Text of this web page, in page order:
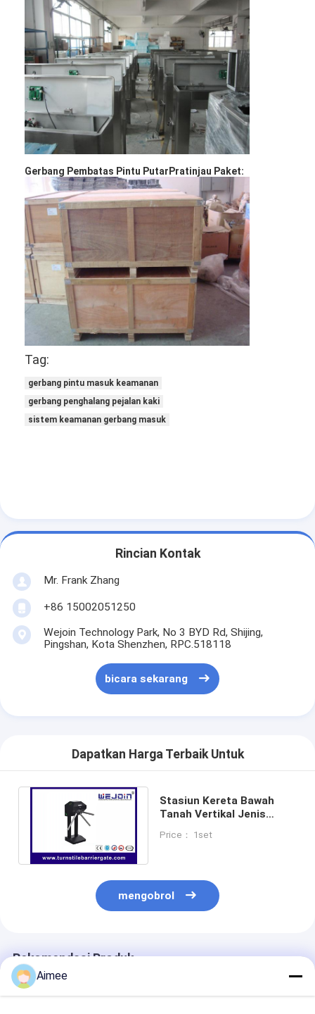
Parkir Barrier Gate
Otomatis Barrier Gate
Penghalang Gerbang Tol
Boom Barrier Gate
Gerbang penghalang parkir mobil
Tripod Turnstile Gerbang
Penghalang Iklan
Gerbang Penghalang Non-Pegas
Gerbang Pintu Masuk Kontrol Akses
Flap Barrier Gate
Ayunan Barrier Gate
Full Height Turnstile
Sliding Gate Motor
Kunci Ruang Parkir
Gerbang Pembatas Pintu Putar Pratinjau Paket:
Tag:
gerbang pintu masuk keamanan
gerbang penghalang pejalan kaki
sistem keamanan gerbang masuk
Rincian Kontak
Mr. Frank Zhang
+86 15002051250
Wejoin Technology Park, No 3 BYD Rd, Shijing,
Pingshan, Kota Shenzhen, RPC.518118
bicara sekarang
Dapatkan Harga Terbaik Untuk
Stasiun Kereta Bawah
Tanah Vertikal Jenis
Ganda Listrik
Price： 1set
mengobrol
Rekomendasi Produk
Aimee